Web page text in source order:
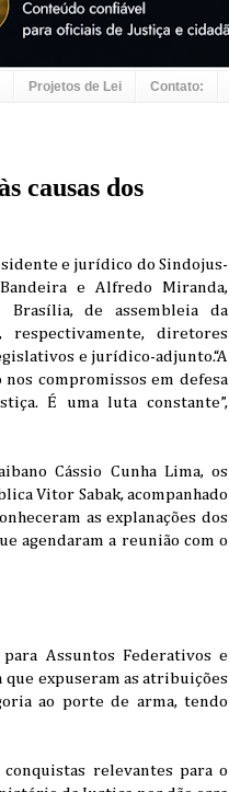
Projetos de Lei Contato:
causas dos
e jurídico do Sindojus-
e Alfredo Miranda,
Brasília, de assembleia da
respectivamente, diretores
e jurídico-adjunto.“A
compromissos em defesa
É uma luta constante”,
Cássio Cunha Lima, os
Vitor Sabak, acompanhado
as explanações dos
agendaram a reunião com o
Assuntos Federativos e
que expuseram as atribuições
ao porte de arma, tendo
relevantes para o